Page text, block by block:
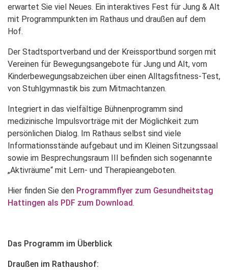
erwartet Sie viel Neues. Ein interaktives Fest für Jung & Alt
mit Programmpunkten im Rathaus und draußen auf dem
Hof.
Der Stadtsportverband und der Kreissportbund sorgen mit
Vereinen für Bewegungsangebote für Jung und Alt, vom
Kinderbewegungsabzeichen über einen Alltagsfitness-Test,
von Stuhlgymnastik bis zum Mitmachtanzen.
Integriert in das vielfältige Bühnenprogramm sind
medizinische Impulsvorträge mit der Möglichkeit zum
persönlichen Dialog. Im Rathaus selbst sind viele
Informationsstände aufgebaut und im Kleinen Sitzungssaal
sowie im Besprechungsraum III befinden sich sogenannte
„Aktivräume“ mit Lern- und Therapieangeboten.
Hier finden Sie den Programmflyer zum Gesundheitstag
Hattingen als PDF zum Download.
Das Programm im Überblick
Draußen im Rathaushof: